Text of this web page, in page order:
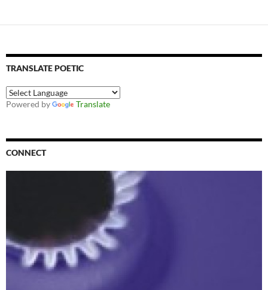
TRANSLATE POETIC
Powered by Translate
CONNECT